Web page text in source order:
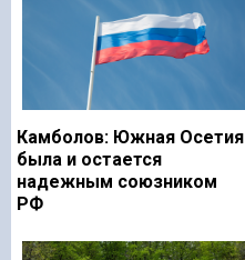
Камболов: Южная Осетия
была и остается
надежным союзником
РФ